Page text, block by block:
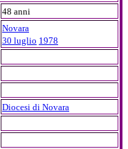
48 anni
Novara
30 luglio 1978
Diocesi di Novara